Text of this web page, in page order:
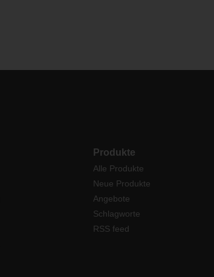
Produkte
Alle Produkte
Neue Produkte
Angebote
Schlagworte
RSS feed